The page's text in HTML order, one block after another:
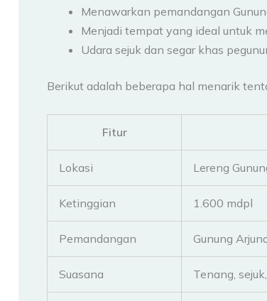
Menawarkan pemandangan
Menjadi tempat yang ideal untuk
Udara sejuk dan segar khas
Berikut adalah beberapa hal menarik
Fitur
Lokasi Lereng
Ketinggian 1.600 mdpl
Pemandangan Gunung
Suasana Tenang,